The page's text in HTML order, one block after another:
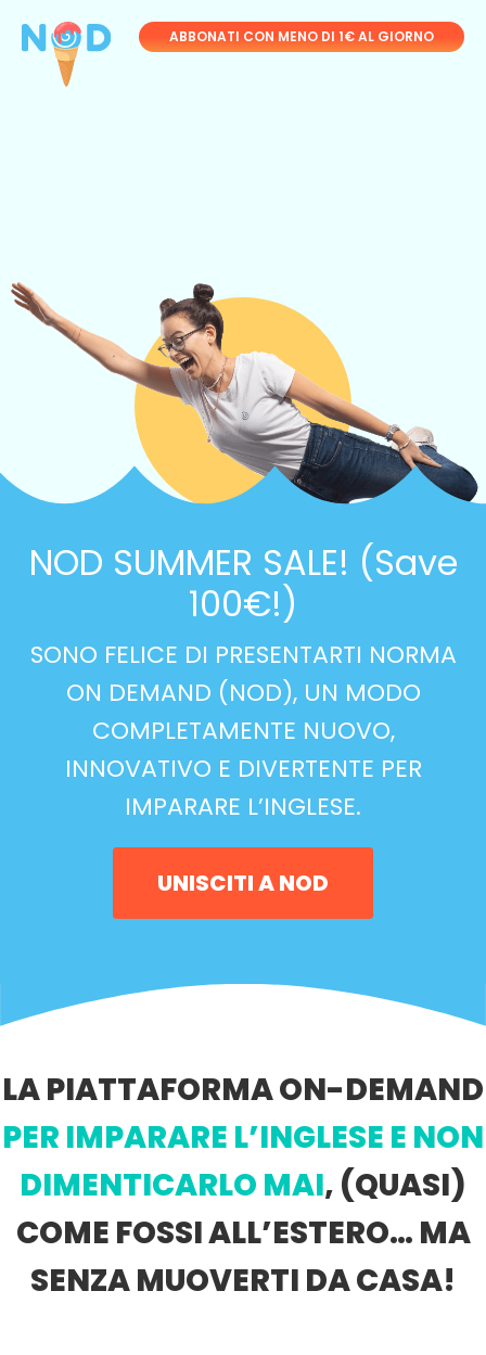
ABBONATI CON MENO DI 1€ AL GIORNO
NOD SUMMER SALE! (Save
100€!)
SONO FELICE DI PRESENTARTI NORMA
ON DEMAND (NOD), UN MODO
COMPLETAMENTE NUOVO,
INNOVATIVO E DIVERTENTE PER
IMPARARE L’INGLESE.
UNISCITI A NOD
LA PIATTAFORMA ON-DEMAND
PER IMPARARE L’INGLESE E NON
DIMENTICARLO MAI, (QUASI)
COME FOSSI ALL’ESTERO… MA
SENZA MUOVERTI DA CASA!